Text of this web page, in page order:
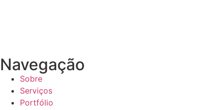
Navegação
Sobre
Serviços
Portfólio